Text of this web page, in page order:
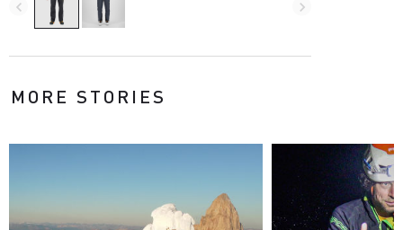
navigate_before navigate_next
MORE STORIES